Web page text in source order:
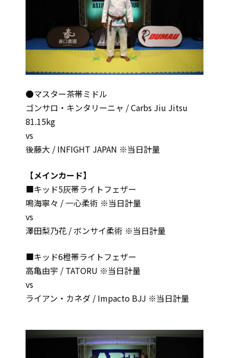
●マスター茶帯ミドル
ゴンサロ・キンタリーニャ / Carbs Jiu Jitsu
81.15kg
vs
後藤大 / INFIGHT JAPAN ※当日計量
【メインカード】
■キッド5灰帯ライトフェザー
鳴海寧々 / 一心柔術 ※当日計量
vs
澤田梨乃花 / ボンサイ柔術 ※当日計量
■キッド6橙帯ライトフェザー
高亀由宇 / TATORU ※当日計量
vs
ライアン・カネダ / Impacto BJJ ※当日計量